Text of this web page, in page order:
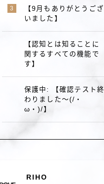
【9月もありがとうござ
いました】
【認知とは知ることに
関するすべての機能で
す】
保護中: 【確認テスト終
わりました～(/・
ω・)/】
RIHO